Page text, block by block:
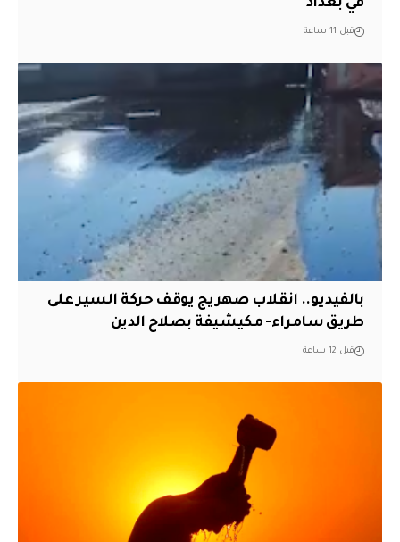
في بغداد
قبل 11 ساعة
بالفيديو.. انقلاب صهريج يوقف حركة السير على
طريق سامراء- مكيشيفة بصلاح الدين
قبل 12 ساعة